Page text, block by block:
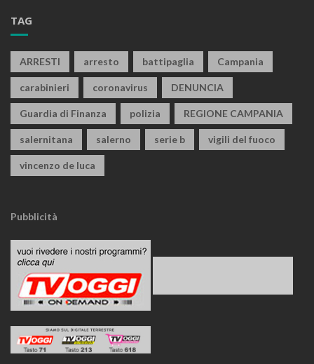
TAG
ARRESTI arresto battipaglia Campania
carabinieri coronavirus DENUNCIA
Guardia di Finanza polizia REGIONE CAMPANIA
salernitana salerno serie b vigili del fuoco
vincenzo de luca
Pubblicità